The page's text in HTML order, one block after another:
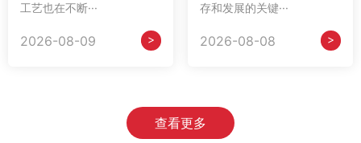
工艺也在不断···
2026-08-09 >
存和发展的关键···
2026-08-08 >
查看更多